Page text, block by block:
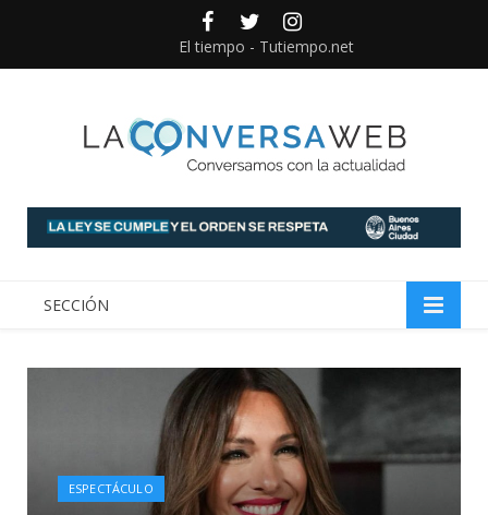
Facebook
Twitterinstagram
El tiempo - Tutiempo.net
SECCIÓN
ESPECTÁCULO